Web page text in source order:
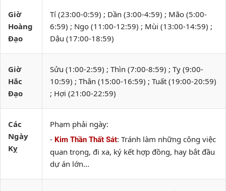
Giờ
Hoàng
Đạo
Tí (23:00-0:59) ; Dần (3:00-4:59) ; Mão (5:00-
6:59) ; Ngọ (11:00-12:59) ; Mùi (13:00-14:59) ;
Dậu (17:00-18:59)
Giờ
Hắc
Đạo
Sửu (1:00-2:59) ; Thìn (7:00-8:59) ; Tỵ (9:00-
10:59) ; Thân (15:00-16:59) ; Tuất (19:00-20:59)
; Hợi (21:00-22:59)
Các
Ngày
Kỵ
Phạm phải ngày:
- Kim Thần Thất Sát: Tránh làm những công việc
quan trọng, đi xa, ký kết hợp đồng, hay bắt đầu
dự án lớn...